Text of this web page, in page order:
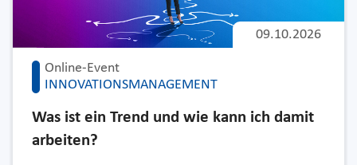
Online-Event
INNOVATIONSMANAGEMENT
09.10.2026
Was ist ein Trend und wie kann ich damit
arbeiten?